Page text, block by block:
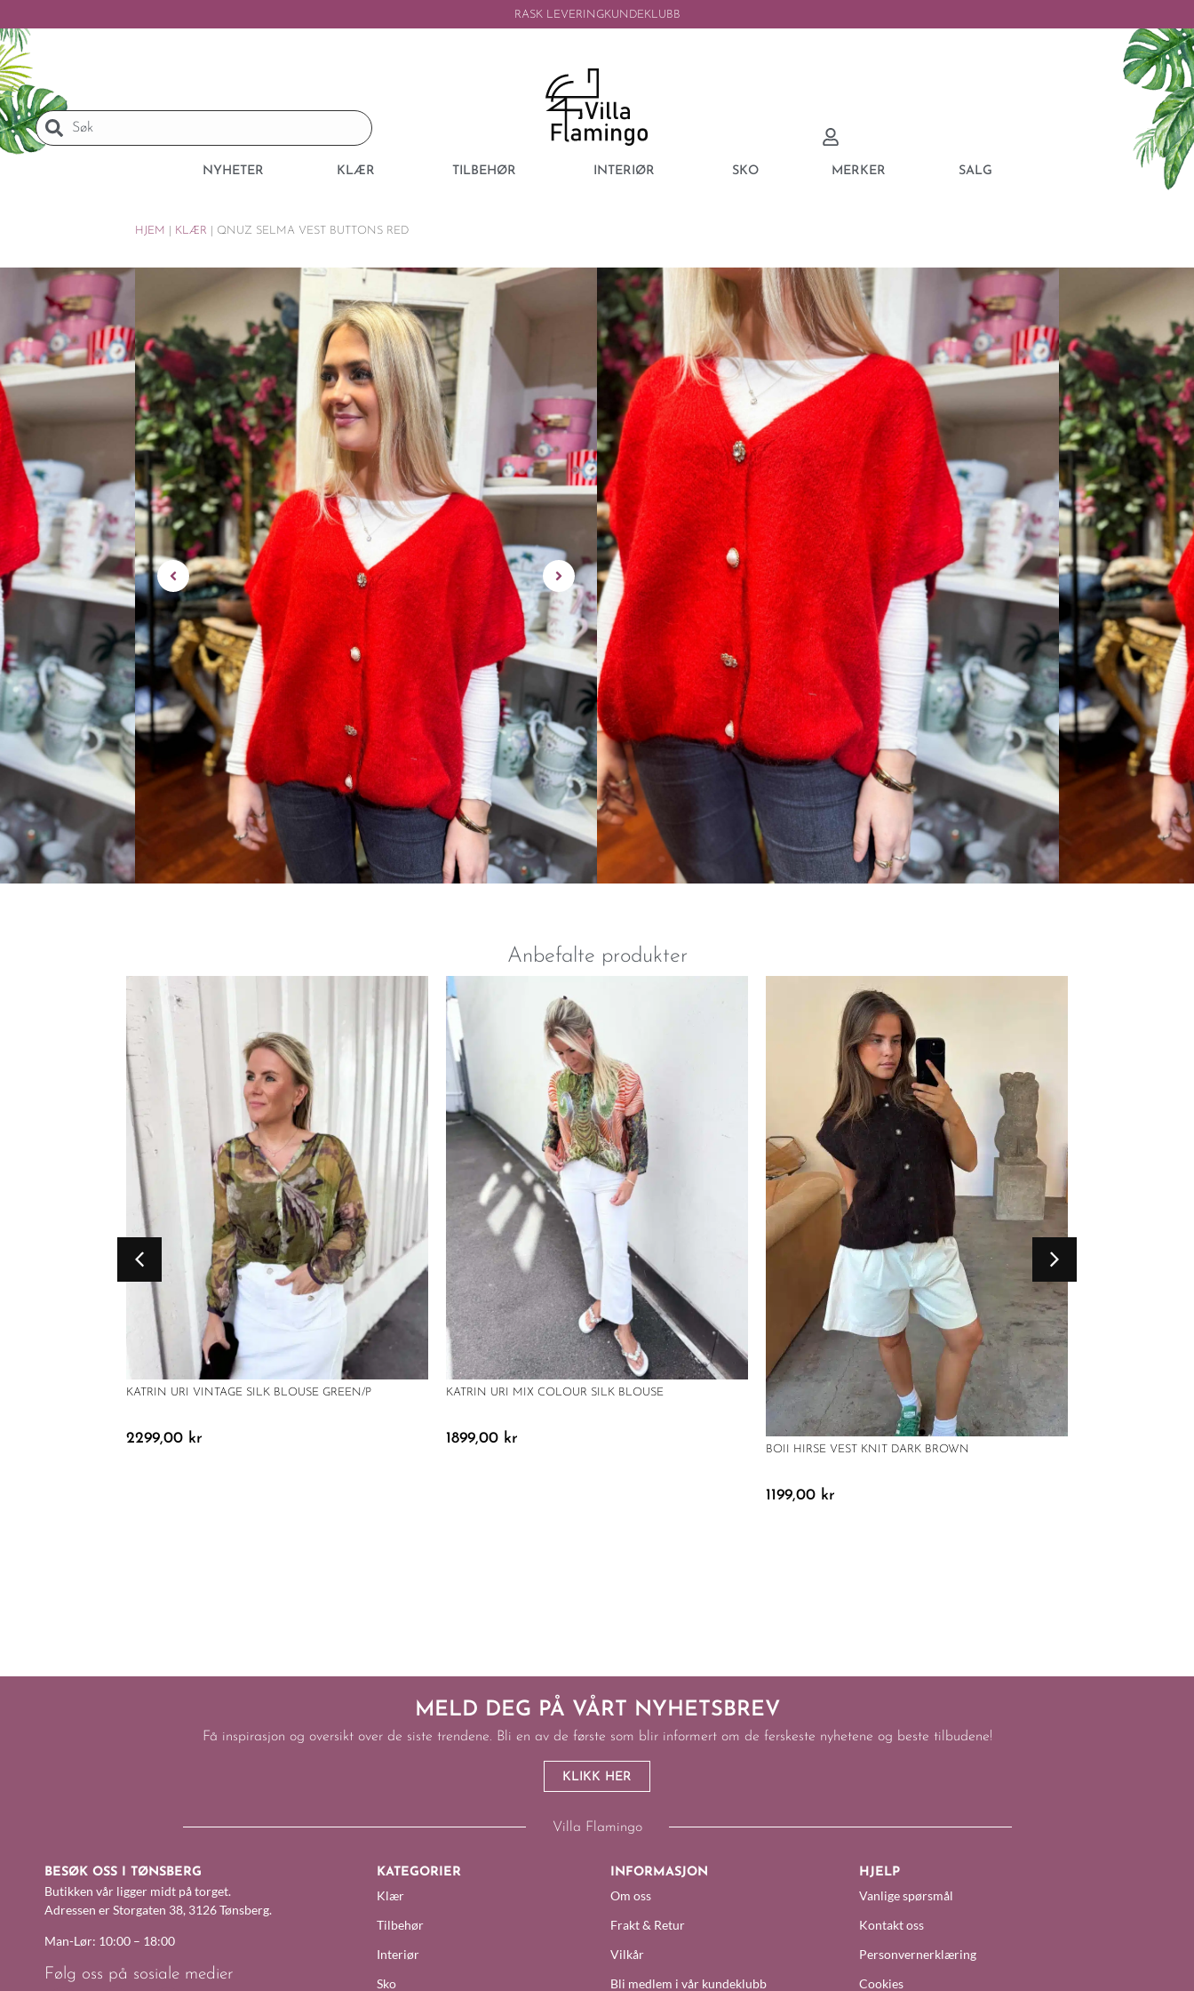
RASK LEVERINGKUNDEKLUBB
NYHETER KLÆR TILBEHØR INTERIØR SKO MERKER SALG
HJEM KLÆR QNUZ SELMA VEST BUTTONS RED
QNUZ
QNUZ SELMA VEST BUTTONS RED
799,00
kr
Selma vest er en nydelig kjempefin vest som kan brukes til det aller
meste.
Den er stretcy og one size.
Passer fra en 34- 42/44 ca..
rask levering | enkel retur
3 på lager
LEGG I HANDLEKURV
Anbefalte produkter
KATRIN URI VINTAGE SILK BLOUSE GREEN/P
2299,00 kr
KATRIN URI MIX COLOUR SILK BLOUSE
1899,00 kr
BOII HIRSE VEST KNIT DARK BROWN
1199,00 kr
MELD DEG PÅ VÅRT NYHETSBREV
Få inspirasjon og oversikt over de siste trendene. Bli en av de første som blir informert om de ferskeste nyhetene og beste tilbudene!
KLIKK HER
Villa Flamingo
BESØK OSS I TØNSBERG
Butikken vår ligger midt på torget.
Adressen er Storgaten 38, 3126 Tønsberg.
Man-Lør: 10:00 – 18:00
Følg oss på sosiale medier
KATEGORIER
Klær
Tilbehør
Interiør
Sko
INFORMASJON
Om oss
Frakt & Retur
Vilkår
Bli medlem i vår kundeklubb
HJELP
Vanlige spørsmål
Kontakt oss
Personvernerklæring
Cookies